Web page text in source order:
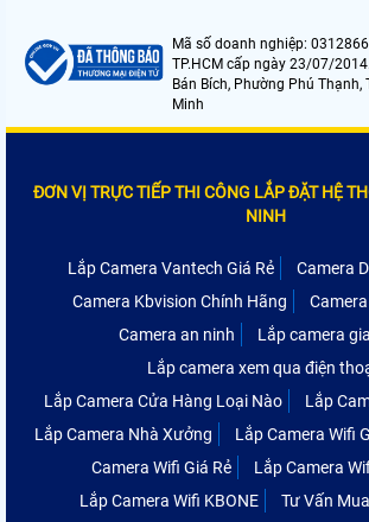
Mã số doanh nghiệp:
TP.HCM cấp ngày 23/07/
Bán Bích, Phường Phú
Minh
ĐƠN VỊ TRỰC TIẾP THI CÔNG LẮP ĐẶT HỆ
NINH
Lắp Camera Vantech Giá Rẻ
Camera
Camera Kbvision Chính Hãng
Camera an ninh
Lắp camera
Lắp camera xem qua điện
Lắp Camera Cửa Hàng Loại Nào
Lắp
Lắp Camera Nhà Xưởng
Lắp Camera Wifi
Camera Wifi Giá Rẻ
Lắp Camera
Lắp Camera Wifi KBONE
Tư Vấn